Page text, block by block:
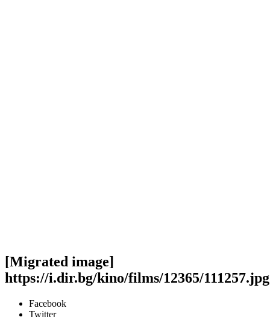
[Migrated image]
https://i.dir.bg/kino/films/12365/111257.jpg
Facebook
Twitter